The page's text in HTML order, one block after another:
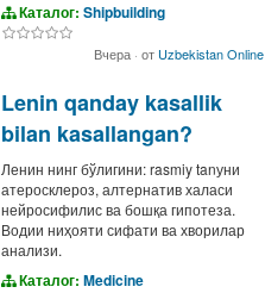
Каталог: Shipbuilding
Вчера · от Uzbekistan Online
Lenin qanday kasallik
bilan kasallangan?
Ленин нинг бўлигини: rasmiy tanуни
атеросклероз, алтернатив халаси
нейросифилис ва бошқа гипотеза.
Водии ниҳояти сифати ва хворилар
анализи.
Каталог: Medicine